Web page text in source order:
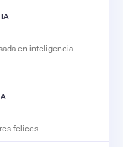
en inteligencia
felices